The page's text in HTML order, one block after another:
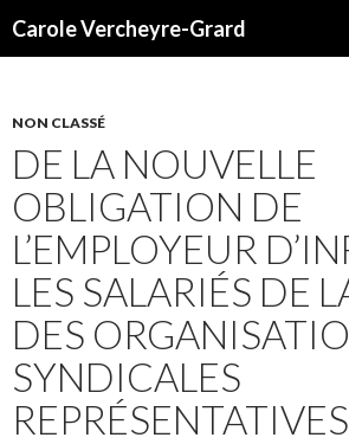
Carole Vercheyre-Grard
NON CLASSÉ
DE LA NOUVELLE
OBLIGATION DE
L’EMPLOYEUR
LES SALARIÉS DE
DES
SYNDICALES
REPRÉSENTATIVES